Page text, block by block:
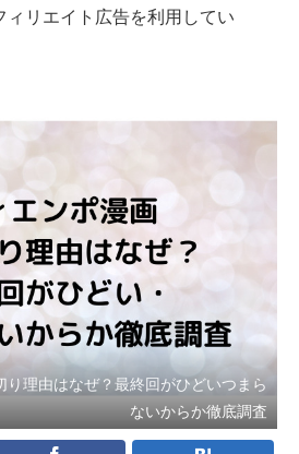
リエイト広告を利用してい
り理由はなぜ？最終回がひどいつまら
ないからか徹底調査